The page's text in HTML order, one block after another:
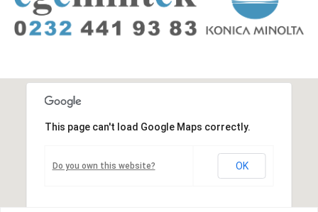
This page can't load Google Maps correctly.
Do you own this website? OK